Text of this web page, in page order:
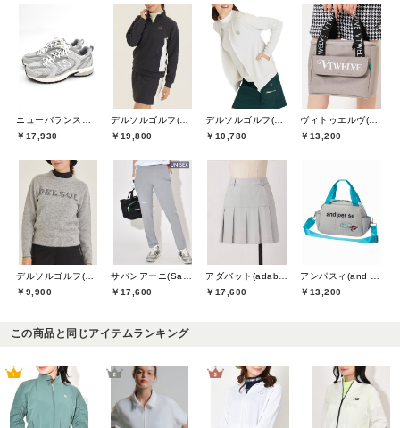
￥17,930
￥19,800
￥10,780
￥13,200
￥9,900
￥17,600
￥17,600
￥13,200
この商品と同じアイテムランキング